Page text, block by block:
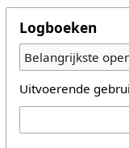
Logboeken
Belangrijkste
Uitvoerende